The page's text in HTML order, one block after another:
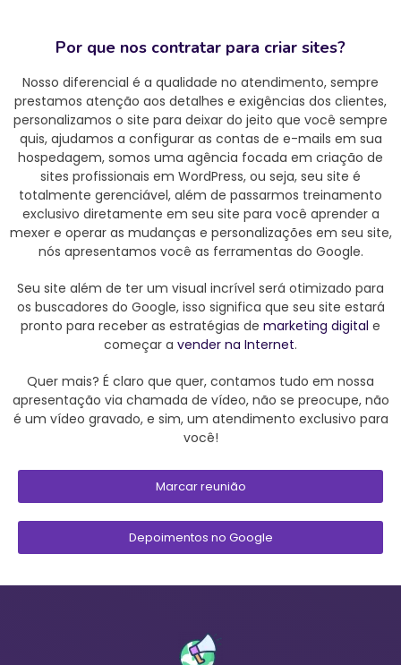
Por que nos contratar para criar sites?
Nosso diferencial é a qualidade no atendimento, sempre
prestamos atenção aos detalhes e exigências dos clientes,
personalizamos o site para deixar do jeito que você sempre
quis, ajudamos a configurar as contas de e-mails em sua
hospedagem, somos uma agência focada em criação de
sites profissionais em WordPress, ou seja, seu site é
totalmente gerenciável, além de passarmos treinamento
exclusivo diretamente em seu site para você aprender a
mexer e operar as mudanças e personalizações em seu site,
nós apresentamos você as ferramentas do Google.
Seu site além de ter um visual incrível será otimizado para
os buscadores do Google, isso significa que seu site estará
pronto para receber as estratégias de marketing digital e
começar a vender na Internet.
Quer mais? É claro que quer, contamos tudo em nossa
apresentação via chamada de vídeo, não se preocupe, não
é um vídeo gravado, e sim, um atendimento exclusivo para
você!
Marcar reunião
Depoimentos no Google